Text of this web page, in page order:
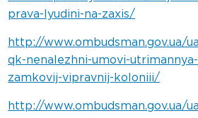
prava-lyudini-na-zaxis/
http://www.ombudsman.gov.ua/
qk-nenalezhni-umovi-
zamkovij-vipravnij-koloniii/
http://www.ombudsman.gov.ua/